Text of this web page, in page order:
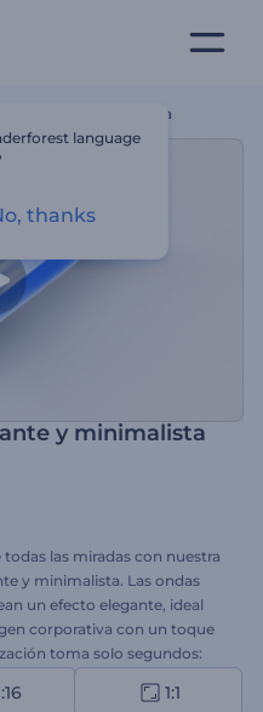
Brillante Y Minimalista
y minimalista
las miradas con nuestra
y minimalista. Las ondas
un efecto elegante, ideal
corporativa con un toque
toma solo segundos:
el video con una
a crear ahora y eleva tu
1:1
language
thanks